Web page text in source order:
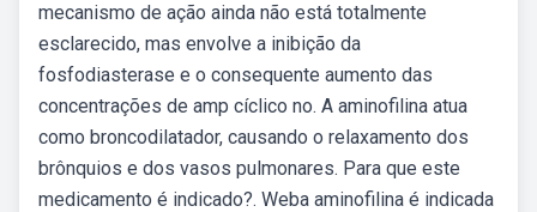
mecanismo de ação ainda não está totalmente
esclarecido, mas envolve a inibição da
fosfodiasterase e o consequente aumento das
concentrações de amp cíclico no. A aminofilina atua
como broncodilatador, causando o relaxamento dos
brônquios e dos vasos pulmonares. Para que este
medicamento é indicado?. Weba aminofilina é indicada